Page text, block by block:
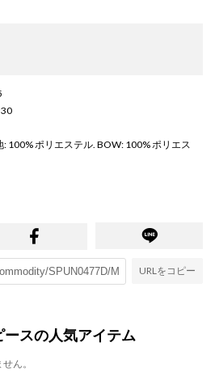
30
: 100% ポリエステル. BOW: 100% ポリエス
URLをコピー
ースの人気アイテム
ん。